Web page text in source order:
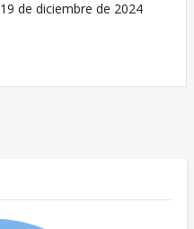
19 de diciembre de 2024